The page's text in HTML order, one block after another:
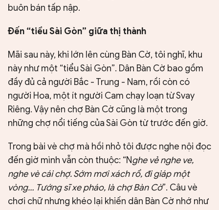
buôn bán tấp nập.
Đến “tiểu Sài Gòn” giữa thị thành
Mãi sau này, khi lớn lên cùng Bàn Cờ, tôi nghĩ, khu
này như một “tiểu Sài Gòn”. Dân Bàn Cờ bao gồm
đầy đủ cả người Bắc - Trung - Nam, rồi còn có
người Hoa, một ít người Cam chạy loạn từ Svay
Riêng. Vậy nên chợ Bàn Cờ cũng là một trong
những chợ nổi tiếng của Sài Gòn từ trước đến giờ.
Trong bài vè chợ mà hồi nhỏ tôi được nghe nội đọc
đến giờ mình vẫn còn thuộc: “Nghe vẻ nghe ve,
nghe vè cái chợ. Sớm mơi xách rổ, đi giáp một
vòng… Tướng sĩ xe pháo, là chợ Bàn Cờ”. Câu vè
chơi chữ nhưng khéo lại khiến dân Bàn Cờ nhớ như